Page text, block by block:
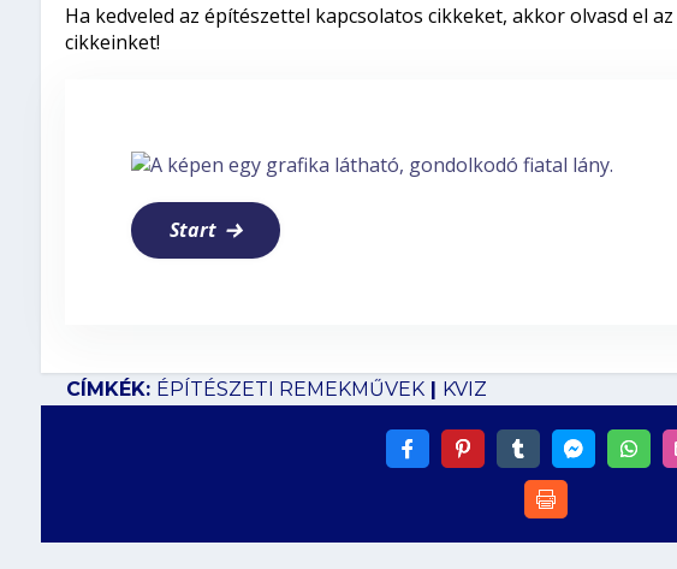
Ha kedveled az építészettel kapcsolatos cikkeket, akkor olvasd el az
cikkeinket!
Start
CÍMKÉK: ÉPÍTÉSZETI REMEKMŰVEK| KVIZ